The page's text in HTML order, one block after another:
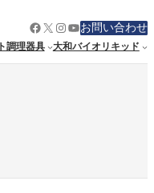
Facebook
X Instagram
YouTube
お問い合わせ
調理器具 大和バイオリキッド